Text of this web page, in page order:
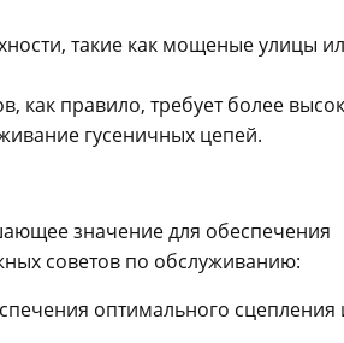
такие как мощеные улицы
как правило, требует более
гусеничных цепей.
значение для обеспечения
советов по обслуживанию:
оптимального сцепления